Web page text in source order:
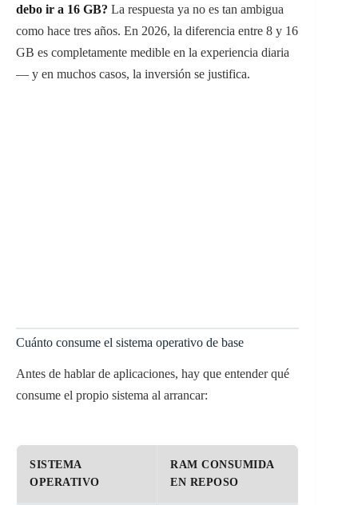
debo ir a 16 GB? La respuesta ya no es tan ambigua
como hace tres años. En 2026, la diferencia entre 8 y 16
GB es completamente medible en la experiencia diaria
— y en muchos casos, la inversión se justifica.
Cuánto consume el sistema operativo de base
Antes de hablar de aplicaciones, hay que entender qué
consume el propio sistema al arrancar:
SISTEMA
OPERATIVO
RAM CONSUMIDA
EN REPOSO